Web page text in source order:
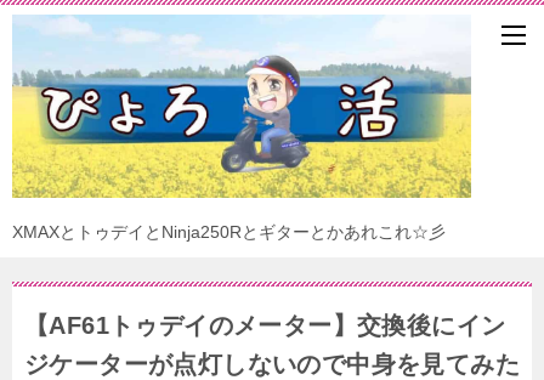
XMAXとトゥデイとNinja250Rとギターとかあれこれ☆彡
【AF61トゥデイのメーター】交換後にイン
ジケーターが点灯しないので中身を見てみた